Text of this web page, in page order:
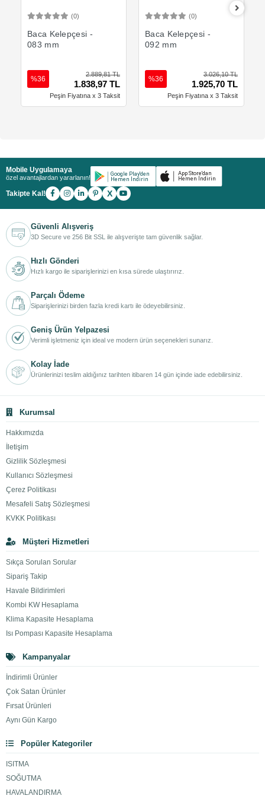
(0)
Baca Kelepçesi -
083 mm
2.889,81 TL
1.838,97 TL
%36
Peşin Fiyatına x 3 Taksit
(0)
Baca Kelepçesi -
092 mm
3.026,10 TL
1.925,70 TL
%36
Peşin Fiyatına x 3 Taksit
Mobile Uygulamaya
özel avantajlardan yararlanın!
Takipte Kal! X
Güvenli Alışveriş
3D Secure ve 256 Bit SSL ile alışverişte tam güvenlik sağlar.
Hızlı Gönderi
Hızlı kargo ile siparişlerinizi en kısa sürede ulaştırırız.
Parçalı Ödeme
Siparişlerinizi birden fazla kredi kartı ile ödeyebilirsiniz.
Geniş Ürün Yelpazesi
Verimli işletmeniz için ideal ve modern ürün seçenekleri sunarız.
Kolay İade
Ürünlerinizi teslim aldığınız tarihten itibaren 14 gün içinde iade edebilirsiniz.
Kurumsal
Hakkımızda
İletişim
Gizlilik Sözleşmesi
Kullanıcı Sözleşmesi
Çerez Politikası
Mesafeli Satış Sözleşmesi
KVKK Politikası
Müşteri Hizmetleri
Sıkça Sorulan Sorular
Sipariş Takip
Havale Bildirimleri
Kombi KW Hesaplama
Klima Kapasite Hesaplama
Isı Pompası Kapasite Hesaplama
Kampanyalar
İndirimli Ürünler
Çok Satan Ürünler
Fırsat Ürünleri
Aynı Gün Kargo
Popüler Kategoriler
ISITMA
SOĞUTMA
HAVALANDIRMA